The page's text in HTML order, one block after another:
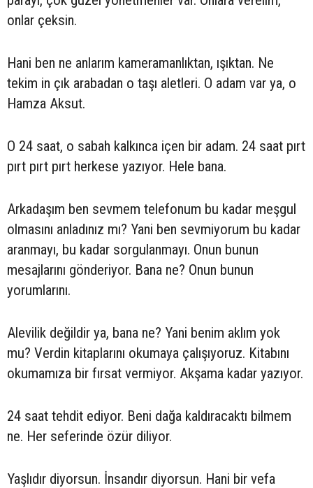
onlar çeksin.
Hani ben ne anlarım kameramanlıktan, ışıktan. Ne
tekim in çık arabadan o taşı aletleri. O adam var ya, o
Hamza Aksut.
O 24 saat, o sabah kalkınca içen bir adam. 24 saat pırt
pırt pırt pırt herkese yazıyor. Hele bana.
Arkadaşım ben sevmem telefonum bu kadar meşgul
olmasını anladınız mı? Yani ben sevmiyorum bu kadar
aranmayı, bu kadar sorgulanmayı. Onun bunun
mesajlarını gönderiyor. Bana ne? Onun bunun
yorumlarını.
Alevilik değildir ya, bana ne? Yani benim aklım yok
mu? Verdin kitaplarını okumaya çalışıyoruz. Kitabını
okumamıza bir fırsat vermiyor. Akşama kadar yazıyor.
24 saat tehdit ediyor. Beni dağa kaldıracaktı bilmem
ne. Her seferinde özür diliyor.
Yaşlıdır diyorsun. İnsandır diyorsun. Hani bir vefa